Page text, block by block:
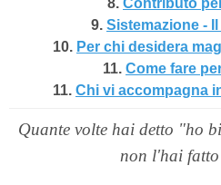
8. Contributo
9. Sistemazione -
10. Per chi desidera
11. Come fare
11. Chi vi accompagna
Quante volte hai detto "ho
non l'hai fatto